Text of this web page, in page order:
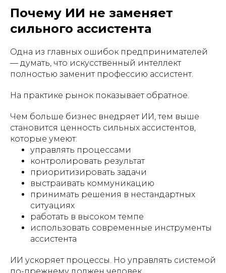
Почему ИИ не заменяет
сильного ассистента
Одна из главных ошибок предпринимателей
— думать, что искусственный интеллект
полностью заменит профессию ассистент.
На практике рынок показывает обратное.
Чем больше бизнес внедряет ИИ, тем выше
становится ценность сильных ассистентов,
которые умеют:
управлять процессами
контролировать результат
приоритизировать задачи
выстраивать коммуникацию
принимать решения в нестандартных
ситуациях
работать в высоком темпе
использовать современные инструменты
ассистента
ИИ ускоряет процессы. Но управлять системой
по-прежнему должен человек.